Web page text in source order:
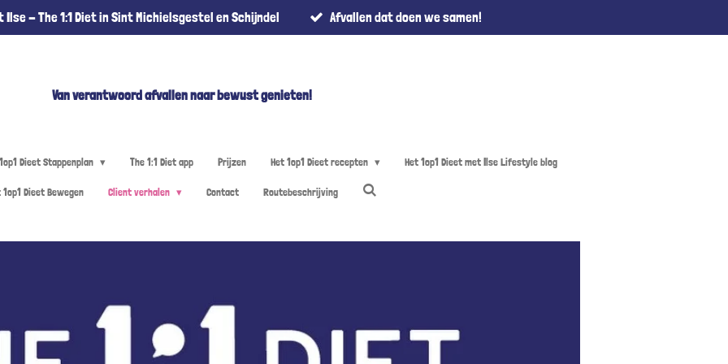
Ilse - The 1:1 Diet in Sint Michielsgestel en Schijndel Afvallen dat doen we samen!
Van verantwoord afvallen naar bewust genieten!
Dieet Stappenplan The 1:1 Diet app Prijzen Het 1op1 Dieet recepten Het 1op1 Dieet met Ilse Lifestyle blog
1op1 Dieet Bewegen Client verhalen Contact Routebeschrijving